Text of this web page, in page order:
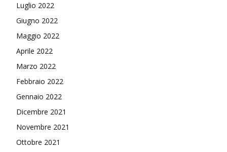
Luglio 2022
Giugno 2022
Maggio 2022
Aprile 2022
Marzo 2022
Febbraio 2022
Gennaio 2022
Dicembre 2021
Novembre 2021
Ottobre 2021